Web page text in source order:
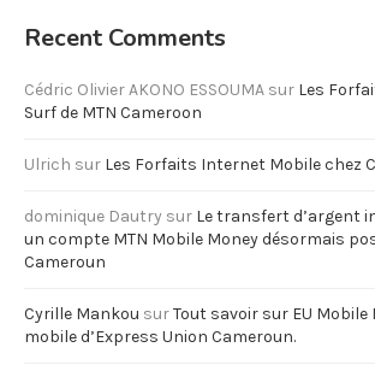
Recent Comments
Cédric Olivier AKONO ESSOUMA sur Les
Surf de MTN Cameroon
Ulrich sur Les Forfaits Internet Mobile chez
dominique Dautry sur Le transfert d’argent
un compte MTN Mobile Money désormais
Cameroun
Cyrille Mankou surTout savoir sur EU Mobile
mobile d’Express Union Cameroun.